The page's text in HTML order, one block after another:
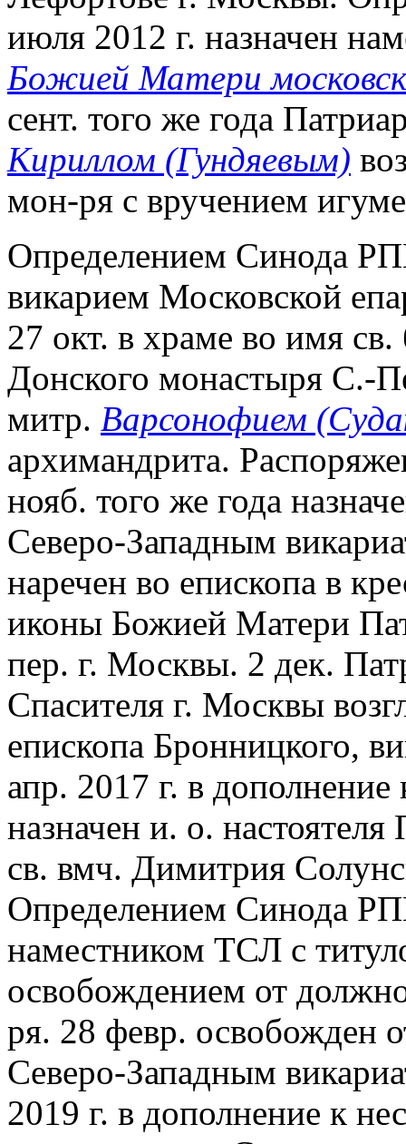
июля 2012 г. назначен
Божией Матери
сент. того же года
Кириллом (Гундяевым)
мон-ря с вручением
Определением Синода
викарием Московской
27 окт. в храме во имя
Донского монастыря С.-
митр. Варсонофием
архимандрита.
нояб. того же года
Северо-Западным
наречен во епископа в
иконы Божией Матери
пер. г. Москвы. 2 дек.
Спасителя г. Москвы
епископа Бронницкого,
апр. 2017 г. в
назначен и. о.
св. вмч. Димитрия
Определением Синода
наместником ТСЛ с
освобождением от
ря. 28 февр. освобожден
Северо-Западным
2019 г. в дополнение к